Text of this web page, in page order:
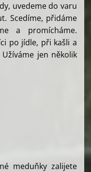
uvedeme do varu
Scedíme, přidáme
a promícháme.
po jídle, při kašli a
jen několik
meduňky zalijete